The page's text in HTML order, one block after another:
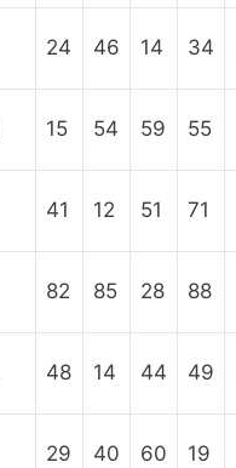
24 46 14 34
15 54 59 55
41 12 51 71
82 85 28 88
48 14 44 49
29 40 60 19